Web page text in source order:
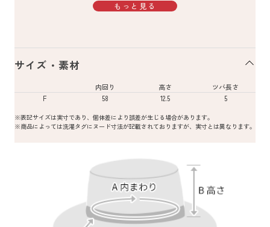
もっと見る
サイズ・素材
内回り 高さ
ツバ長さ
F
58 12.5 5
※表記サイズは実寸であり、個体差により誤差が生じる場合があります。
※商品によっては洗濯タグにヌード寸法が記載されておりますが、実寸とは異なります。